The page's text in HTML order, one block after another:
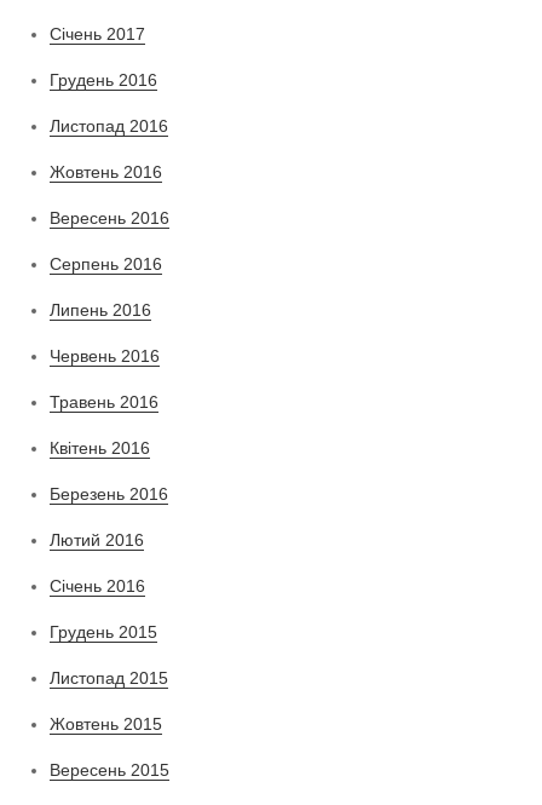
Січень 2017
Грудень 2016
Листопад 2016
Жовтень 2016
Вересень 2016
Серпень 2016
Липень 2016
Червень 2016
Травень 2016
Квітень 2016
Березень 2016
Лютий 2016
Січень 2016
Грудень 2015
Листопад 2015
Жовтень 2015
Вересень 2015